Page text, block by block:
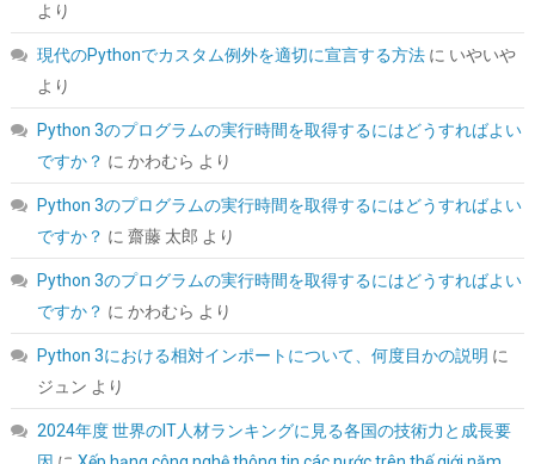
はこちら
Red Plus 内蔵 HDD 8TB CMR 3.5インチ SATA 5640rpm キャッシ
ュ256MB NAS メーカー保証3年 WD80EFAX-AJP エコパッケージ
【国内正規取扱代理店】
( 542395
こちら)
より
現代のPythonでカスタム例外を適切に宣言する方法に いやいや
より
Python 3のプログラムの実行時間を取得するにはどうすればよい
ですか？ に かわむら より
Python 3のプログラムの実行時間を取得するにはどうすればよい
ですか？ に 齋藤 太郎 より
Python 3のプログラムの実行時間を取得するにはどうすればよい
ですか？ に かわむら より
Python 3における相対インポートについて、何度目かの説明 に
ジュン より
2024年度 世界のIT人材ランキングに見る各国の技術力と成長要